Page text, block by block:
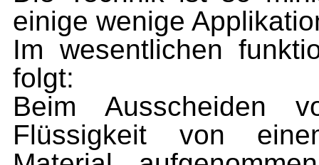
einige wenige
Im wesentlichen
folgt:
Beim Ausscheiden
Flüssigkeit von